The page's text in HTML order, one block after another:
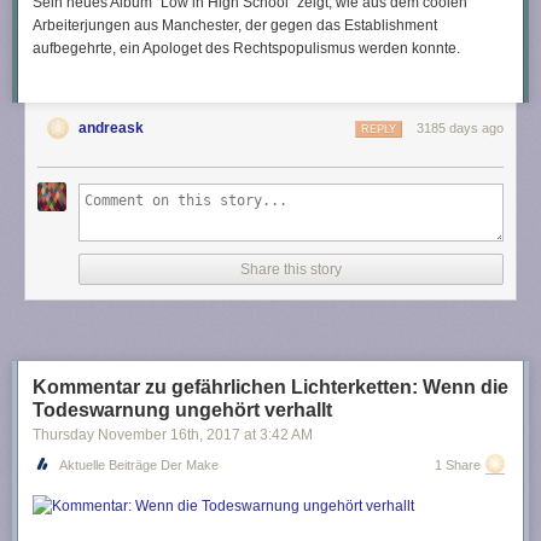
Krebs alternative Heilmethoden: Das Geschäft mit der Angst,krebs-rat-
hilfeam 2. Juni 2016
Arbeiterjungen aus Manchester, der gegen das Establishment
aufbegehrte, ein Apologet des Rechtspopulismus werden konnte.
andreask 3185 days ago
REPLY
Share this story
Kommentar zu gefährlichen Lichterketten: Wenn die
Todeswarnung ungehört verhallt
Thursday November 16th, 2017 at 3:42 AM
Aktuelle Beiträge Der Make 1 Share